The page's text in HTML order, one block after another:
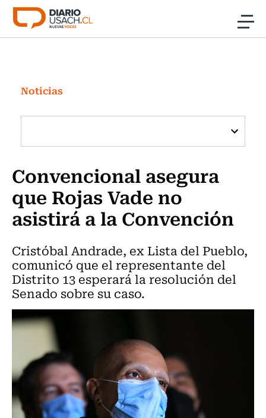
Click acá para ir directamente al contenido
Investigación
Cultura
Programas Radio y TV Usach
Noticias
Convencional asegura
que Rojas Vade no
asistirá a la Convención
Cristóbal Andrade, ex Lista del Pueblo,
comunicó que el representante del
Distrito 13 esperará la resolución del
Senado sobre su caso.